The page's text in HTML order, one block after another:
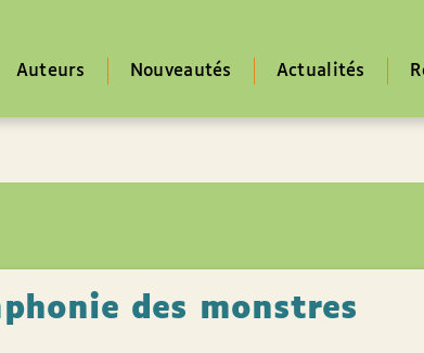
Auteurs Nouveautés Actualités
des monstres